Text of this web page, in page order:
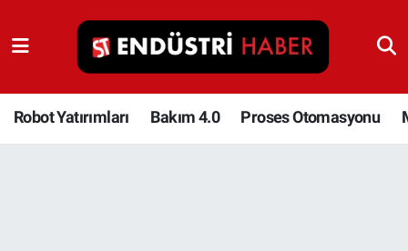
Robot Yatırımları Bakım 4.0 Proses Otomasyonu
Robot Yatırımları
Bakım 4.0